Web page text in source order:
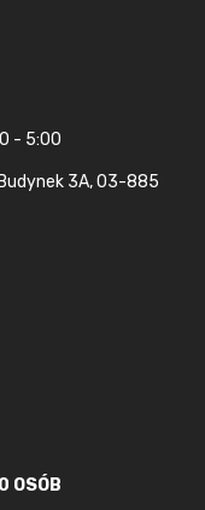
- 5:00
3A, 03-885
OSÓB